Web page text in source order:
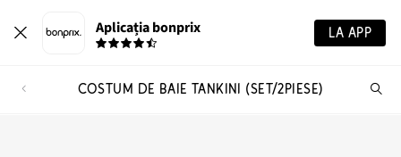
Aplicația bonprix LA APP
COSTUM DE BAIE TANKINI (SET/2PIESE)